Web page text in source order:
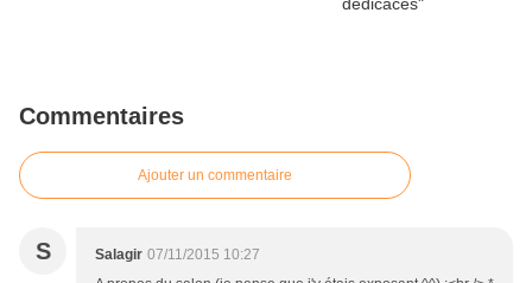
Commentaires
Ajouter un commentaire
S Salagir 07/11/2015 10:27